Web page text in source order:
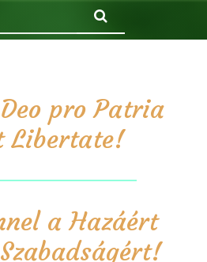
pro Patria
Libertate!
a Hazáért